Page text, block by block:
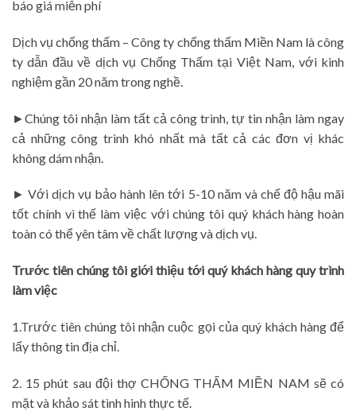
báo giá miễn phí
Dịch vụ chống thấm – Công ty chống thấm Miền Nam là công
ty dẫn đầu về dịch vụ Chống Thấm tại Việt Nam, với kinh
nghiệm gần 20 năm trong nghề.
►Chúng tôi nhận làm tất cả công trình, tự tin nhận làm ngay
cả những công trình khó nhất mà tất cả các đơn vị khác
không dám nhận.
► Với dịch vụ bảo hành lên tới 5-10 năm và chế độ hậu mãi
tốt chính vì thế làm việc với chúng tôi quý khách hàng hoàn
toàn có thể yên tâm về chất lượng và dịch vụ.
Trước tiên chúng tôi giới thiệu tới quý khách hàng quy trình
làm việc
1.Trước tiên chúng tôi nhận cuộc gọi của quý khách hàng để
lấy thông tin địa chỉ.
2. 15 phút sau đội thợ CHỐNG THẤM MIỀN NAM sẽ có
mặt và khảo sát tình hinh thực tế.